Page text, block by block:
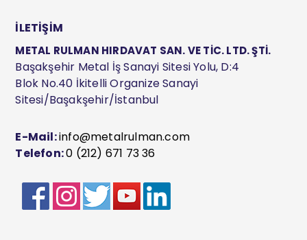
İLETİŞİM
METAL RULMAN HIRDAVAT SAN. VE TİC. LTD. ŞTİ.
Başakşehir Metal İş Sanayi Sitesi Yolu, D:4
Blok No.40 İkitelli Organize Sanayi
Sitesi/Başakşehir/İstanbul
E-Mail:info@metalrulman.com
Telefon:0 (212) 671 73 36